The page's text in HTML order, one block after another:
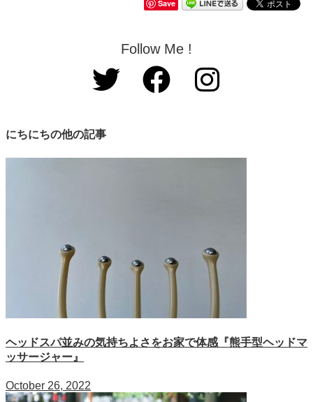
Save
Follow Me !
にちにちの他の記事
ヘッドスパ並みの気持ちよさをお家で体感『熊手型ヘッドマ
ッサージャー』
October 26, 2022